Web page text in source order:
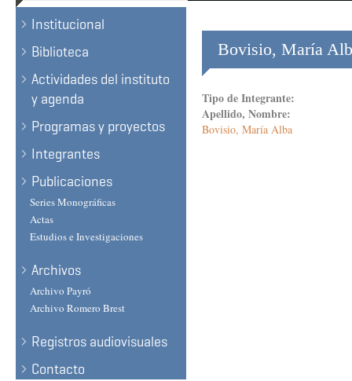
Institucional
Biblioteca
Actividades del instituto
y agenda
Programas y proyectos
Integrantes
Publicaciones
Series Monográficas
Actas
Estudios e Investigaciones
Archivos
Archivo Payró
Archivo Romero Brest
Registros audiovisuales
Contacto
Bovisio, María
Tipo de Integrante:
Apellido, Nombre:
Bovisio, María Alba